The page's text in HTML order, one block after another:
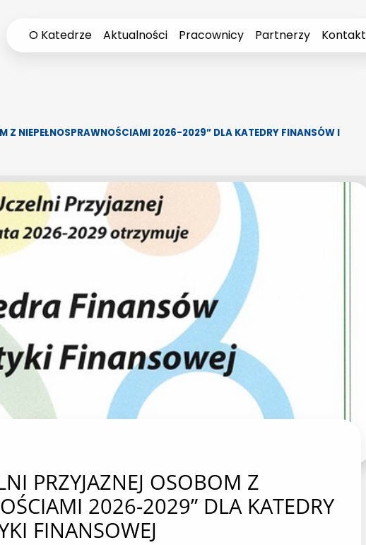
O Katedrze Aktualności Pracownicy Partnerzy Kontakt
Z NIEPEŁNOSPRAWNOŚCIAMI 2026-2029” DLA KATEDRY FINANSÓW I
PRZYJAZNEJ OSOBOM Z
2026-2029” DLA KATEDRY
FINANSOWEJ